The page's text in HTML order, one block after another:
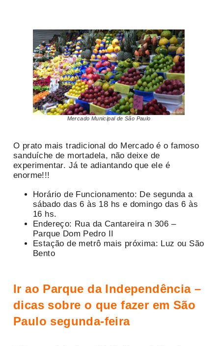
Mercado Municipal de São Paulo
O prato mais tradicional do Mercado é o famoso
sanduíche de mortadela, não deixe de
experimentar. Já te adiantando que ele é
enorme!!!
Horário de Funcionamento: De segunda a
sábado das 6 às 18 hs e domingo das 6 às
16 hs.
Endereço: Rua da Cantareira n 306 –
Parque Dom Pedro II
Estação de metrô mais próxima: Luz ou São
Bento
Ir ao Parque da Independência –
dicas sobre o que fazer em São
Paulo segunda-feira